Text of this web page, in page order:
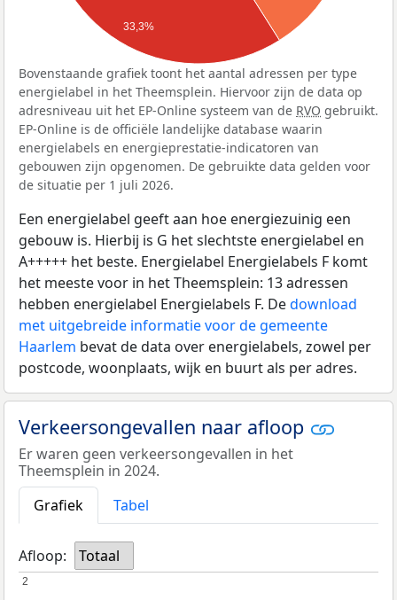
33,3%
Bovenstaande grafiek toont het aantal adressen per type
energielabel in het Theemsplein. Hiervoor zijn de data op
adresniveau uit het EP-Online systeem van de RVO gebruikt.
EP-Online is de officiële landelijke database waarin
energielabels en energieprestatie-indicatoren van
gebouwen zijn opgenomen. De gebruikte data gelden voor
de situatie per 1 juli 2026.
Een energielabel geeft aan hoe energiezuinig een
gebouw is. Hierbij is G het slechtste energielabel en
A+++++ het beste. Energielabel Energielabels F komt
het meeste voor in het Theemsplein: 13 adressen
hebben energielabel Energielabels F. Dedownload
met uitgebreide informatie voor de gemeente
Haarlem bevat de data over energielabels, zowel per
postcode, woonplaats, wijk en buurt als per adres.
Verkeersongevallen naar afloop
Er waren geen verkeersongevallen in het
Theemsplein in 2024.
Grafiek
Tabel
Afloop: Totaal
2
2